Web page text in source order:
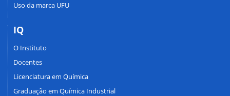
Uso da marca UFU
IQ
O Instituto
Docentes
Licenciatura em Química
Graduação em Química Industrial